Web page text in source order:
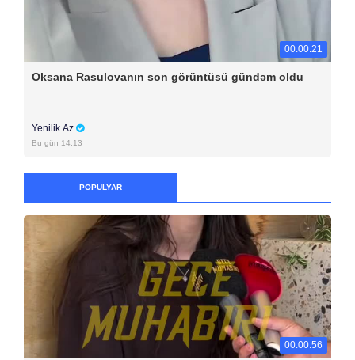
00:00:21
Oksana Rasulovanın son görüntüsü gündəm oldu
Yenilik.Az
Bu gün 14:13
POPULYAR
00:00:56